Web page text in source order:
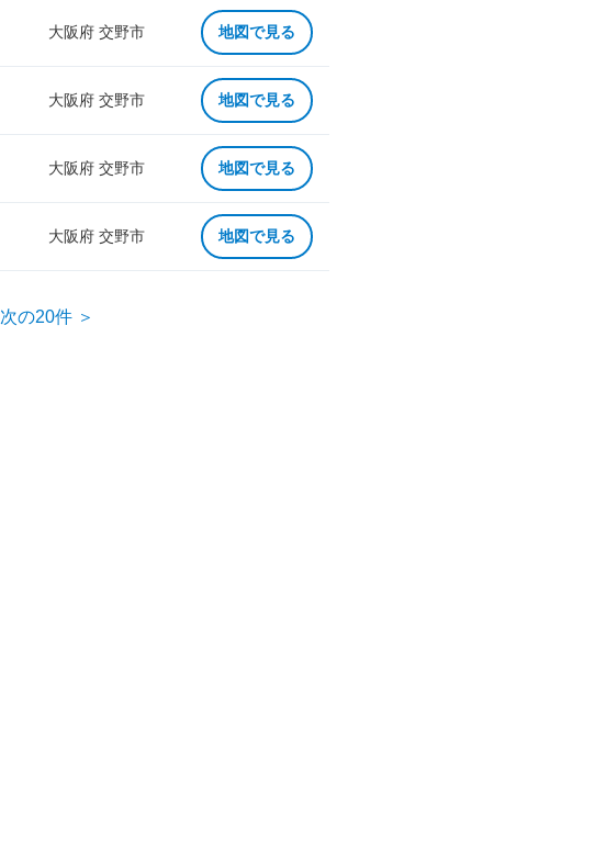
大阪府 交野市 地図で見る
大阪府 交野市 地図で見る
大阪府 交野市 地図で見る
大阪府 交野市 地図で見る
次の20件 ＞